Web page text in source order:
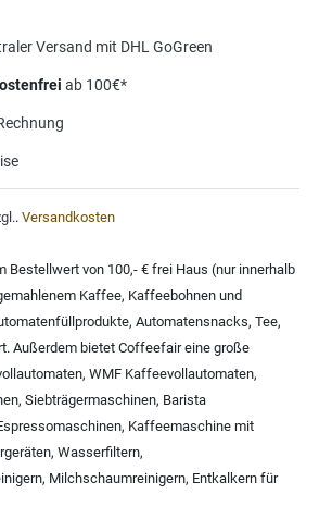
Versand mit DHL GoGreen
ab 100€*
. Versandkosten
Bestellwert von 100,- € frei Haus (nur innerhalb
Kaffee, Kaffeebohnen und
, Automatensnacks, Tee,
Außerdem bietet Coffeefair eine große
, WMF Kaffeevollautomaten,
, Siebträgermaschinen, Barista
, Kaffeemaschine mit
, Wasserfiltern,
, Milchschaumreinigern, Entkalkern für